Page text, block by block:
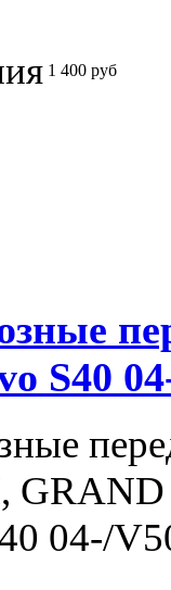
1 400 руб
S40
04-/